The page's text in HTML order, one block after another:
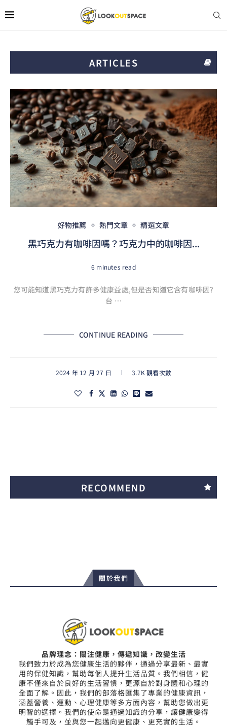
ARTICLES
好物推薦 熱門文章 精選文章
黑巧克力有咖啡因嗎？巧克力中的咖啡因...
6 minutes read
您可能知道黑巧克力有許多健康益處,但是否知道它含有咖啡因?
台 …
CONTINUE READING
2024 年 12 月 27 日 3.7K 觀看次數
RECOMMEND
關於我們
品牌理念：關注健康，傳遞知識，改變生活
我們致力於成為您健康生活的夥伴，通過分享最新、最實
用的保健知識，幫助每個人提升生活品質。我們相信，健
康不僅來自於良好的生活習慣，更源自於對身體和心理的
全面了解。因此，我們的部落格匯集了專業的健康資訊，
涵蓋營養、運動、心理健康等多方面內容，幫助您做出更
明智的選擇。我們的使命是通過知識的分享，讓健康變得
觸手可及，並與您一起邁向更健康、更充實的生活。